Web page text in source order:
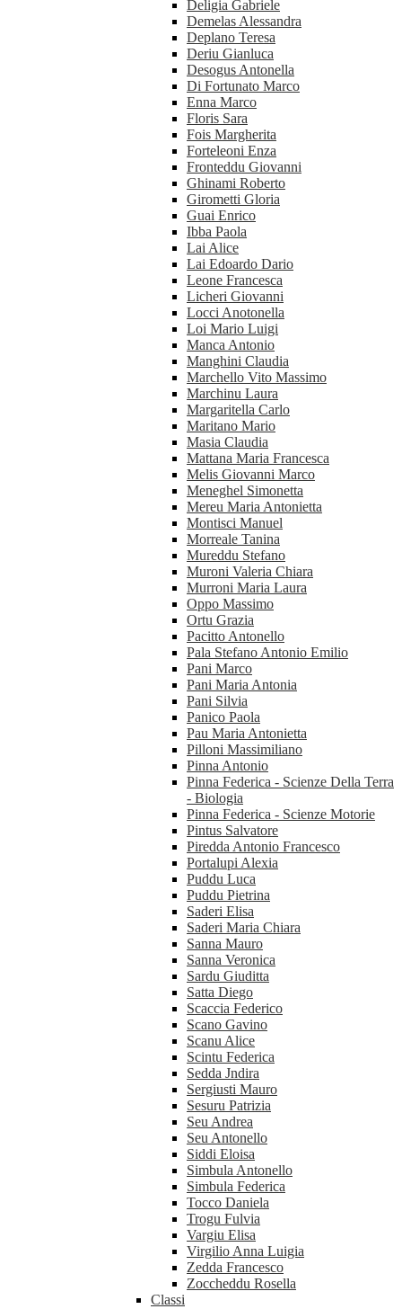
Deligia Gabriele
Demelas Alessandra
Deplano Teresa
Deriu Gianluca
Desogus Antonella
Di Fortunato Marco
Enna Marco
Floris Sara
Fois Margherita
Forteleoni Enza
Fronteddu Giovanni
Ghinami Roberto
Girometti Gloria
Guai Enrico
Ibba Paola
Lai Alice
Lai Edoardo Dario
Leone Francesca
Licheri Giovanni
Locci Anotonella
Loi Mario Luigi
Manca Antonio
Manghini Claudia
Marchello Vito Massimo
Marchinu Laura
Margaritella Carlo
Maritano Mario
Masia Claudia
Mattana Maria Francesca
Melis Giovanni Marco
Meneghel Simonetta
Mereu Maria Antonietta
Montisci Manuel
Morreale Tanina
Mureddu Stefano
Muroni Valeria Chiara
Murroni Maria Laura
Oppo Massimo
Ortu Grazia
Pacitto Antonello
Pala Stefano Antonio Emilio
Pani Marco
Pani Maria Antonia
Pani Silvia
Panico Paola
Pau Maria Antonietta
Pilloni Massimiliano
Pinna Antonio
Pinna Federica - Scienze Della Terra
- Biologia
Pinna Federica - Scienze Motorie
Pintus Salvatore
Piredda Antonio Francesco
Portalupi Alexia
Puddu Luca
Puddu Pietrina
Saderi Elisa
Saderi Maria Chiara
Sanna Mauro
Sanna Veronica
Sardu Giuditta
Satta Diego
Scaccia Federico
Scano Gavino
Scanu Alice
Scintu Federica
Sedda Jndira
Sergiusti Mauro
Sesuru Patrizia
Seu Andrea
Seu Antonello
Siddi Eloisa
Simbula Antonello
Simbula Federica
Tocco Daniela
Trogu Fulvia
Vargiu Elisa
Virgilio Anna Luigia
Zedda Francesco
Zoccheddu Rosella
Classi